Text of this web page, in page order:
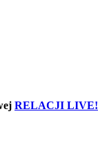
RELACJI LIVE!